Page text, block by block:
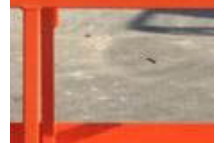
Altura:
5 metros
Altura de trabajo:
5.66 m
1.65 m
ESPECIFICACIONES TÉCNICAS